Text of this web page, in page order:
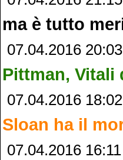
ma è tutto
07.04.2016
Pittman, Vitali
07.04.2016
Sloan ha il
07.04.2016